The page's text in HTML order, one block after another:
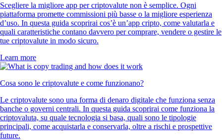
Scegliere la migliore app per criptovalute non è semplice. Ogni
piattaforma promette commissioni più basse o la migliore esperienza
d’uso. In questa guida scoprirai cos’è un’app cripto, come valutarla e
quali caratteristiche contano davvero per comprare, vendere o gestire le
tue criptovalute in modo sicuro.
Learn more
Cosa sono le criptovalute e come funzionano?
Le criptovalute sono una forma di denaro digitale che funziona senza
banche o governi centrali. In questa guida scoprirai come funziona la
criptovaluta, su quale tecnologia si basa, quali sono le tipologie
principali, come acquistarla e conservarla, oltre a rischi e prospettive
future.